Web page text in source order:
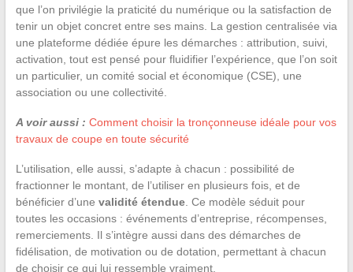
que l’on privilégie la praticité du numérique ou la satisfaction de
tenir un objet concret entre ses mains. La gestion centralisée via
une plateforme dédiée épure les démarches : attribution, suivi,
activation, tout est pensé pour fluidifier l’expérience, que l’on soit
un particulier, un comité social et économique (CSE), une
association ou une collectivité.
A voir aussi : Comment choisir la tronçonneuse idéale pour vos
travaux de coupe en toute sécurité
L’utilisation, elle aussi, s’adapte à chacun : possibilité de
fractionner le montant, de l’utiliser en plusieurs fois, et de
bénéficier d’une validité étendue. Ce modèle séduit pour
toutes les occasions : événements d’entreprise, récompenses,
remerciements. Il s’intègre aussi dans des démarches de
fidélisation, de motivation ou de dotation, permettant à chacun
de choisir ce qui lui ressemble vraiment.